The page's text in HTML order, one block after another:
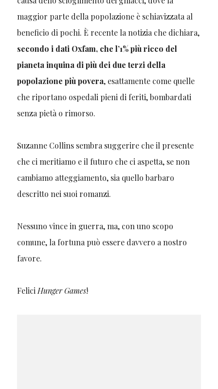
maggior parte della popolazione è schiavizzata al
beneficio di pochi. È recente la notizia che dichiara,
secondo i dati Oxfam, che l’1% più ricco del
pianeta inquina di più dei due terzi della
popolazione più povera, esattamente come quelle
che riportano ospedali pieni di feriti, bombardati
senza pietà o rimorso.
Suzanne Collins sembra suggerire che il presente
che ci meritiamo e il futuro che ci aspetta, se non
cambiamo atteggiamento, sia quello barbaro
descritto nei suoi romanzi.
Nessuno vince in guerra, ma, con uno scopo
comune, la fortuna può essere davvero a nostro
favore.
FeliciHunger Games!